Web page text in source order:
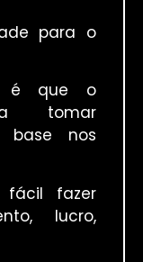
para o
é que o
tomar
base nos
fácil fazer
lucro,